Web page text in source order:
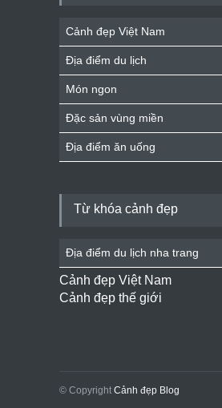
Cảnh đẹp Việt Nam
Địa điểm du lịch
Món ngon
Đặc sản vùng miền
Địa điểm ăn uống
Từ khóa cảnh đẹp
Địa điểm du lịch nha trang
Cảnh đẹp Việt Nam
Cảnh đẹp thế giới
© Copyright Cảnh đẹp Blog